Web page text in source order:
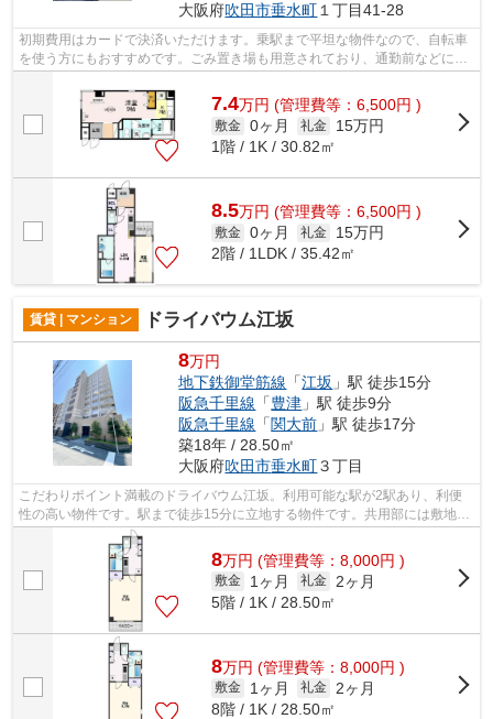
大阪府吹田市垂水町１丁目41-28
初期費用はカードで決済いただけます。乗駅まで平坦な物件なので、自転車
を使う方にもおすすめです。ごみ置き場も用意されており、通勤前などにご
7.4万円 (管理費等：6,500円 )
敷金 0ヶ月 礼金
15万円
1階 / 1K / 30.82㎡
8.5万円 (管理費等：6,500円 )
敷金 0ヶ月 礼金
15万円
2階 / 1LDK / 35.42㎡
賃貸 | マンション ドライバウム江坂
8万円
地下鉄御堂筋線 「江坂 」駅 徒歩15分
阪急千里線 「豊津 」駅 徒歩9分
阪急千里線 「関大前 」駅 徒歩17分
築18年 / 28.50㎡
大阪府吹田市垂水町３丁目
こだわりポイント満載のドライバウム江坂。利用可能な駅が2駅あり、利便
性の高い物件です。駅まで徒歩15分に立地する物件です。共用部には敷地内
ごみ置き場・エレベータなどが揃ってお...
8万円 (管理費等：8,000円 )
敷金 1ヶ月 礼金
2ヶ月
5階 / 1K / 28.50㎡
8万円 (管理費等：8,000円 )
敷金 1ヶ月 礼金
2ヶ月
8階 / 1K / 28.50㎡